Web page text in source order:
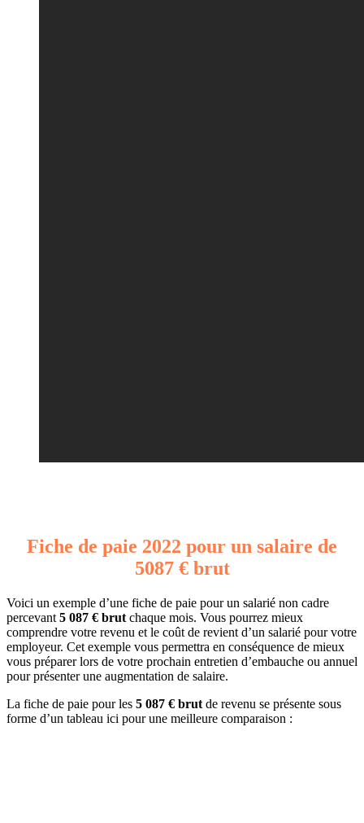
Fiche de paie 2022 pour un salaire de
5087 € brut
Voici un exemple d’une fiche de paie pour un salarié non cadre
percevant 5 087 € brut chaque mois. Vous pourrez mieux
comprendre votre revenu et le coût de revient d’un salarié pour votre
employeur. Cet exemple vous permettra en conséquence de mieux
vous préparer lors de votre prochain entretien d’embauche ou annuel
pour présenter une augmentation de salaire.
La fiche de paie pour les 5 087 € brut de revenu se présente sous
forme d’un tableau ici pour une meilleure comparaison :